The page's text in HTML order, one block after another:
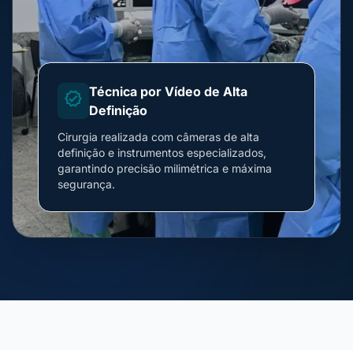
verified Técnica por Vídeo de Alta
Definição
Cirurgia realizada com câmeras de alta
definição e instrumentos especializados,
garantindo precisão milimétrica e máxima
segurança.